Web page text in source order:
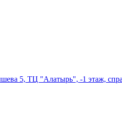
5, ТЦ "Алатырь", -1 этаж,